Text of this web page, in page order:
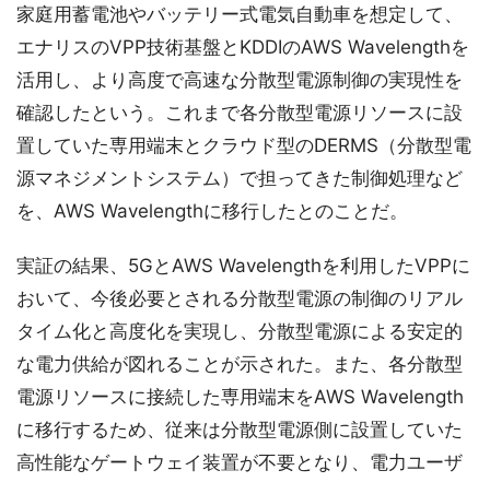
家庭用蓄電池やバッテリー式電気自動車を想定して、
エナリスのVPP技術基盤とKDDIのAWS Wavelengthを
活用し、より高度で高速な分散型電源制御の実現性を
確認したという。これまで各分散型電源リソースに設
置していた専用端末とクラウド型のDERMS（分散型電
源マネジメントシステム）で担ってきた制御処理など
を、AWS Wavelengthに移行したとのことだ。
実証の結果、5GとAWS Wavelengthを利用したVPPに
おいて、今後必要とされる分散型電源の制御のリアル
タイム化と高度化を実現し、分散型電源による安定的
な電力供給が図れることが示された。また、各分散型
電源リソースに接続した専用端末をAWS Wavelength
に移行するため、従来は分散型電源側に設置していた
高性能なゲートウェイ装置が不要となり、電力ユーザ